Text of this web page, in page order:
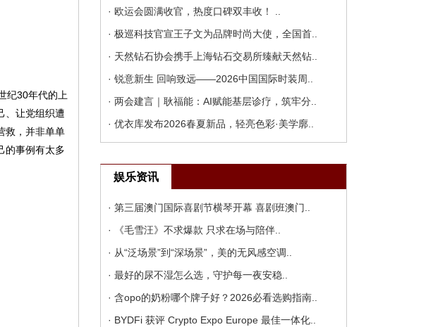
纪30年代的上
、让党组织遭
救，并非单单
的事例有太多
· 欧运会圆满收官，热度口碑双丰收！ ..
· 极巡科技官宣王子文为品牌时尚大使，全国首..
· 天然钻石协会携手上海钻石交易所臻献天然钻..
· 锐意新生 回响致远——2026中国国际时装周..
· 两会建言｜耿福能：AI赋能基层诊疗，筑牢分..
· 优衣库发布2026春夏新品，轻亮色彩·美学廓..
娱乐资讯
· 第三届澳门国际喜剧节横琴开幕 喜剧班澳门..
· 《毛雪汪》不求爆款 只求在场与陪伴..
· 从“泛场景”到“深场景”，美的无风感空调..
· 最好的尿不湿怎么选，守护每一夜安稳..
· 含opo的奶粉哪个牌子好？2026必看选购指南..
· BYDFi 获评 Crypto Expo Europe 最佳一体化..